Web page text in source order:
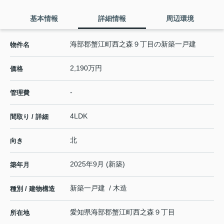
基本情報 詳細情報 周辺環境
物件名 海部郡蟹江町西之森９丁目の新築一戸建
価格 2,190万円
管理費 -
間取り / 詳細 4LDK
向き 北
築年月 2025年9月 (新築)
種別 / 建物構造 新築一戸建 / 木造
所在地 愛知県海部郡蟹江町西之森 ９丁目